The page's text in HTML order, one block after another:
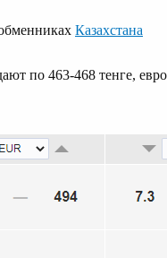
Казахстана
по 463-468 тенге, евро